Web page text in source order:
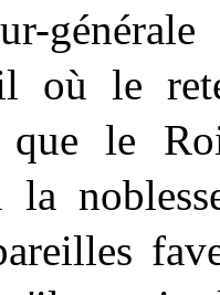
où le
que le
la